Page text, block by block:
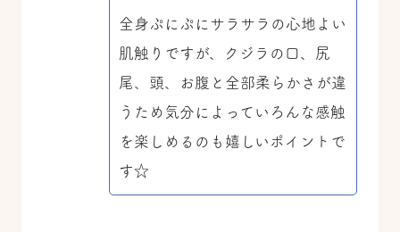
全身ぷにぷにサラサラの心地よい
肌触りですが、クジラの口、尻
尾、頭、お腹と全部柔らかさが違
うため気分によっていろんな感触
を楽しめるのも嬉しいポイントで
す☆